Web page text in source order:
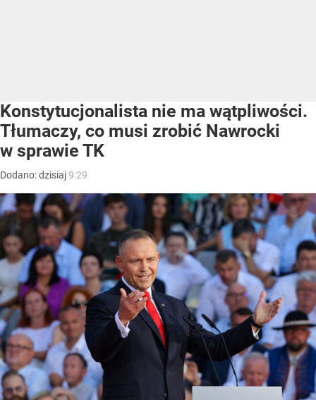
Konstytucjonalista nie ma wątpliwości.
Tłumaczy, co musi zrobić Nawrocki
w sprawie TK
Dodano:dzisiaj9:29